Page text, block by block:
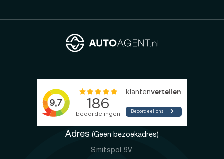
Adres (Geen bezoekadres)
Smitspol 9V